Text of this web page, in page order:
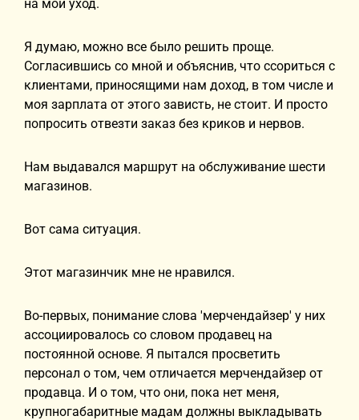
на мой уход.
Я думаю, можно все было решить проще.
Согласившись со мной и объяснив, что ссориться с
клиентами, приносящими нам доход, в том числе и
моя зарплата от этого зависть, не стоит. И просто
попросить отвезти заказ без криков и нервов.
Нам выдавался маршрут на обслуживание шести
магазинов.
Вот сама ситуация.
Этот магазинчик мне не нравился.
Во-первых, понимание слова 'мерчендайзер' у них
ассоциировалось со словом продавец на
постоянной основе. Я пытался просветить
персонал о том, чем отличается мерчендайзер от
продавца. И о том, что они, пока нет меня,
крупногабаритные мадам должны выкладывать